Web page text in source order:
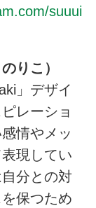
suuui
りこ）
」デザイ
レーショ
情やメッ
現してい
分との対
保つため